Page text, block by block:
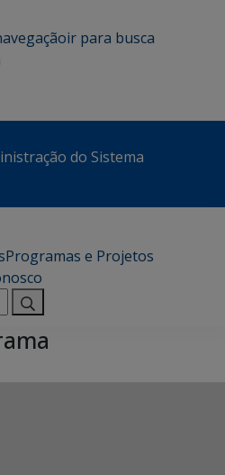
ir para busca
do Sistema
Programas e Projetos